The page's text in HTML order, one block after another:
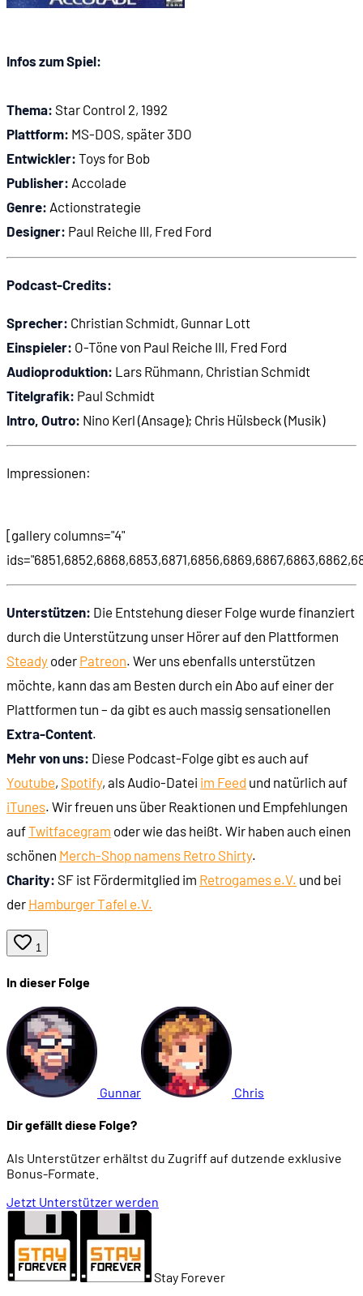
01:54:04 Star Control Origins
01:55:08 The Ur-Quan Masters 2
Infos zum Spiel:
Thema: Star Control 2, 1992
Plattform: MS-DOS, später 3DO
Entwickler: Toys for Bob
Publisher: Accolade
Genre: Actionstrategie
Designer: Paul Reiche III, Fred Ford
Podcast-Credits:
Sprecher: Christian Schmidt, Gunnar Lott
Einspieler: O-Töne von Paul Reiche III, Fred Ford
Audioproduktion: Lars Rühmann, Christian Schmidt
Titelgrafik: Paul Schmidt
Intro, Outro: Nino Kerl (Ansage); Chris Hülsbeck (Musik)
Impressionen:
[gallery columns="4"
Unterstützen: Die Entstehung dieser Folge wurde finanziert
durch die Unterstützung unser Hörer auf den Plattformen
Steady oder Patreon. Wer uns ebenfalls unterstützen
möchte, kann das am Besten durch ein Abo auf einer der
Plattformen tun – da gibt es auch massig sensationellen
Extra-Content.
Mehr von uns: Diese Podcast-Folge gibt es auch auf
Youtube, Spotify, als Audio-Datei im Feed und natürlich auf
iTunes. Wir freuen uns über Reaktionen und Empfehlungen
aufTwitfacegram oder wie das heißt. Wir haben auch einen
schönen Merch-Shop namens Retro Shirty.
Charity: SF ist Fördermitglied im Retrogames e.V. und bei
der Hamburger Tafel e.V.
1
In dieser Folge
Gunnar Chris
Dir gefällt diese Folge?
Als Unterstützer erhältst du Zugriff auf dutzende exklusive
Bonus-Formate.
Jetzt Unterstützer werden
Stay Forever